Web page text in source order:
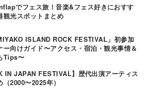
でフェス旅！音楽&フェス好きにおすす
観光スポットまとめ
ISLAND ROCK FESTIVAL」初参加
ー向けガイド〜アクセス・宿泊・観光事情＆
Tips〜
IN JAPAN FESTIVAL】歴代出演アーティス
（2000〜2025年）